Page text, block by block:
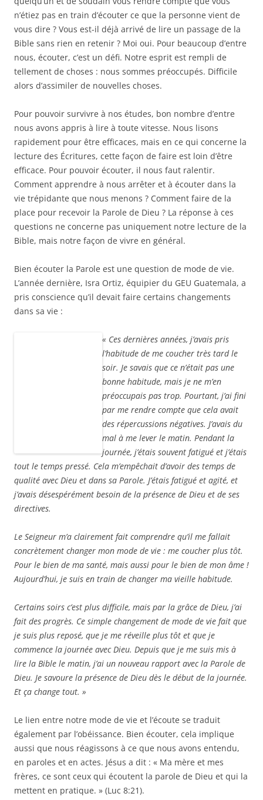
n’étiez pas en train d’écouter ce que la personne vient de
vous dire ? Vous est-il déjà arrivé de lire un passage de la
Bible sans rien en retenir ? Moi oui. Pour beaucoup d’entre
nous, écouter, c’est un défi. Notre esprit est rempli de
tellement de choses : nous sommes préoccupés. Difficile
alors d’assimiler de nouvelles choses.
Pour pouvoir survivre à nos études, bon nombre d’entre
nous avons appris à lire à toute vitesse. Nous lisons
rapidement pour être efficaces, mais en ce qui concerne la
lecture des Écritures, cette façon de faire est loin d’être
efficace. Pour pouvoir écouter, il nous faut ralentir.
Comment apprendre à nous arrêter et à écouter dans la
vie trépidante que nous menons ? Comment faire de la
place pour recevoir la Parole de Dieu ? La réponse à ces
questions ne concerne pas uniquement notre lecture de la
Bible, mais notre façon de vivre en général.
Bien écouter la Parole est une question de mode de vie.
L’année dernière, Isra Ortiz, équipier du GEU Guatemala, a
pris conscience qu’il devait faire certains changements
dans sa vie :
« Ces dernières années, j’avais pris
l’habitude de me coucher très tard le
soir. Je savais que ce n’était pas une
bonne habitude, mais je ne m’en
préoccupais pas trop. Pourtant, j’ai fini
par me rendre compte que cela avait
des répercussions négatives. J’avais du
mal à me lever le matin. Pendant la
journée, j’étais souvent fatigué et j’étais
tout le temps pressé. Cela m’empêchait d’avoir des temps de
qualité avec Dieu et dans sa Parole. J’étais fatigué et agité, et
j’avais désespérément besoin de la présence de Dieu et de ses
directives.
Le Seigneur m’a clairement fait comprendre qu’il me fallait
concrètement changer mon mode de vie : me coucher plus tôt.
Pour le bien de ma santé, mais aussi pour le bien de mon âme !
Aujourd’hui, je suis en train de changer ma vieille habitude.
Certains soirs c’est plus difficile, mais par la grâce de Dieu, j’ai
fait des progrès. Ce simple changement de mode de vie fait que
je suis plus reposé, que je me réveille plus tôt et que je
commence la journée avec Dieu. Depuis que je me suis mis à
lire la Bible le matin, j’ai un nouveau rapport avec la Parole de
Dieu. Je savoure la présence de Dieu dès le début de la journée.
Et ça change tout. »
Le lien entre notre mode de vie et l’écoute se traduit
également par l’obéissance. Bien écouter, cela implique
aussi que nous réagissons à ce que nous avons entendu,
en paroles et en actes. Jésus a dit : « Ma mère et mes
frères, ce sont ceux qui écoutent la parole de Dieu et qui la
mettent en pratique. » (Luc 8:21).